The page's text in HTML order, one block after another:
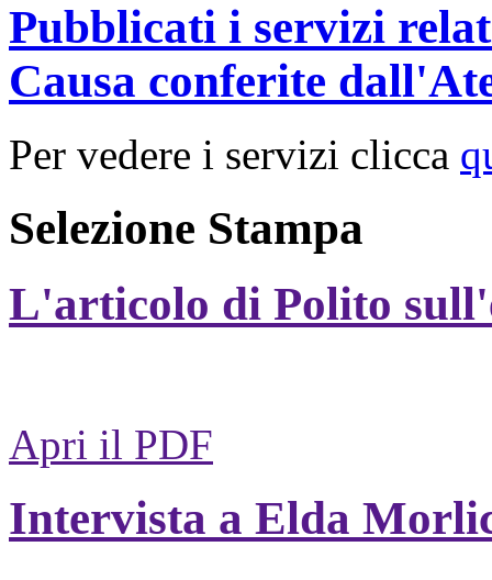
Pubblicati i servizi
Causa conferite
Per vedere i servizi clicca
Selezione Stampa
L'articolo di Polito
Apri il PDF
Intervista a Elda